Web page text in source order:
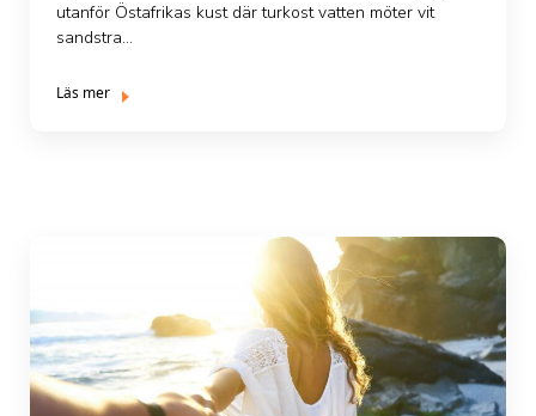
utanför Östafrikas kust där turkost vatten möter vit
sandstra...
Läs mer